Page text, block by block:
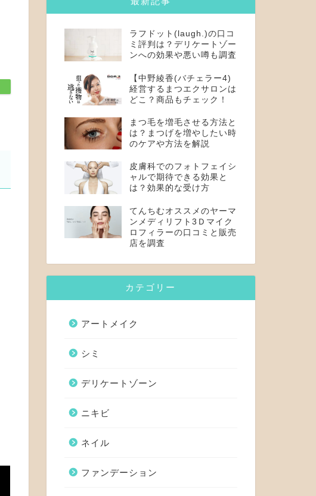
ラフドット(laugh.)の口コ
ミ評判は？デリケートゾー
ンへの効果や悪い噂も調査
【中野綾香(バチェラー4)
経営するまつエクサロンは
どこ？商品もチェック！
まつ毛を増毛させる方法と
は？まつげを増やしたい時
のケアや方法を解説
皮膚科でのフォトフェイシ
ャルで期待できる効果と
は？効果的な受け方
てんちむオススメのヤーマ
ンメディリフト3Ｄマイク
ロフィラーの口コミと販売
店を調査
カテゴリー
アートメイク
シミ
デリケートゾーン
ニキビ
ネイル
ファンデーション